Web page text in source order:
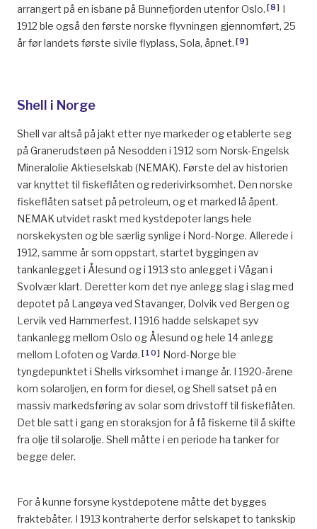
arrangert på en isbane på Bunnefjorden utenfor Oslo. [8] I
1912 ble også den første norske flyvningen gjennomført, 25
år før landets første sivile flyplass, Sola, åpnet. [9]
Shell i Norge
Shell var altså på jakt etter nye markeder og etablerte seg
på Granerudstøen på Nesodden i 1912 som Norsk-Engelsk
Mineralolie Aktieselskab (NEMAK). Første del av historien
var knyttet til fiskeflåten og rederivirksomhet. Den norske
fiskeflåten satset på petroleum, og et marked lå åpent.
NEMAK utvidet raskt med kystdepoter langs hele
norskekysten og ble særlig synlige i Nord-Norge. Allerede i
1912, samme år som oppstart, startet byggingen av
tankanlegget i Ålesund og i 1913 sto anlegget i Vågan i
Svolvær klart. Deretter kom det nye anlegg slag i slag med
depotet på Langøya ved Stavanger, Dolvik ved Bergen og
Lervik ved Hammerfest. I 1916 hadde selskapet syv
tankanlegg mellom Oslo og Ålesund og hele 14 anlegg
mellom Lofoten og Vardø. [10] Nord-Norge ble
tyngdepunktet i Shells virksomhet i mange år. I 1920-årene
kom solaroljen, en form for diesel, og Shell satset på en
massiv markedsføring av solar som drivstoff til fiskeflåten.
Det ble satt i gang en storaksjon for å få fiskerne til å skifte
fra olje til solarolje. Shell måtte i en periode ha tanker for
begge deler.
For å kunne forsyne kystdepotene måtte det bygges
fraktebåter. I 1913 kontraherte derfor selskapet to tankskip